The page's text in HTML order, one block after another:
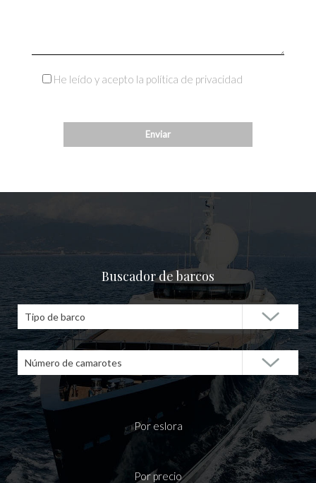
He leído y acepto la política de privacidad
Buscador de barcos
Tipo de barco
Número de camarotes
Por eslora
Por precio